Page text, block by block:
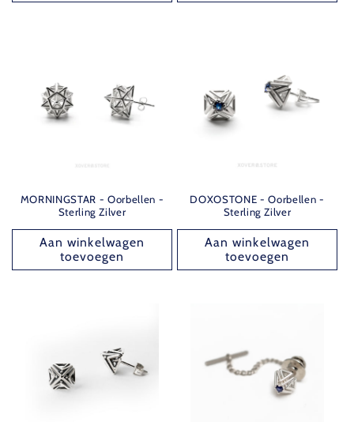
MORNINGSTAR - Oorbellen -
Sterling Zilver
Aan winkelwagen
toevoegen
DOXOSTONE - Oorbellen -
Sterling Zilver
Aan winkelwagen
toevoegen